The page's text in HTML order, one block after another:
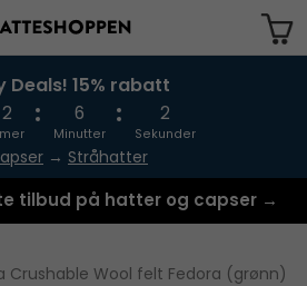
blitt lagt til i handlekurven
Deals! 15% rabatt
2 6
Minutter
2
Sekunder
→ Stråhatter
tilbud på hatter og capser →
Crushable Wool felt Fedora (grønn)